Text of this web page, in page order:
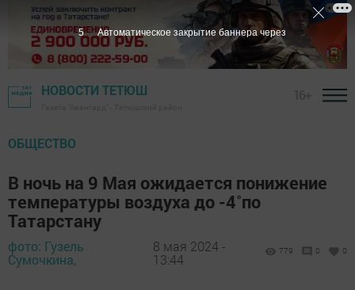
НОВОСТИ ТЕТЮШ
ОБЩЕСТВО
В ночь на 9 Мая ожидается понижение
температуры воздуха до -4˚по
Татарстану
фото: Гузель
Сумочкина,
8 мая 2024 -
13:44
779 0 0
3 Автоматическое закрытие баннера через